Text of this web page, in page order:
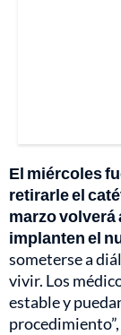
El miércoles
retirarle el
marzo volverá
implanten el
someterse a
vivir. Los
estable y